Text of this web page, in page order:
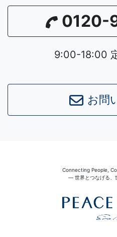
0120-
9:00-18:00
お問
Connecting People,
― 世界とつなげる、